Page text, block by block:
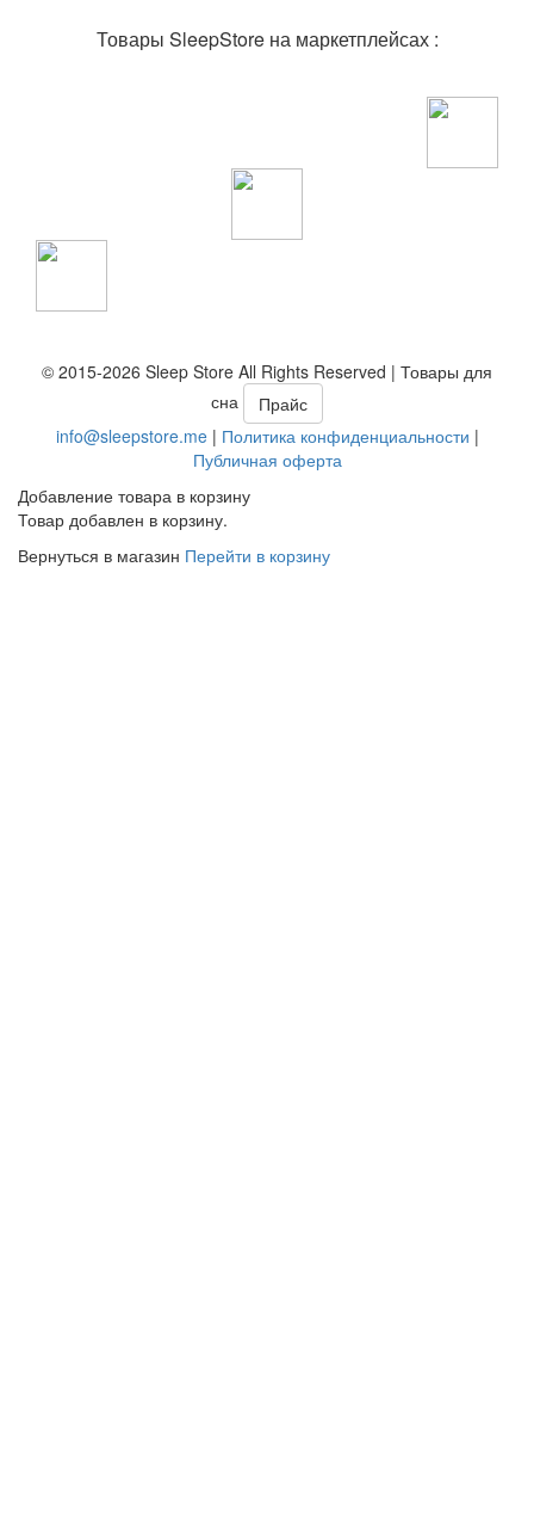
Товары SleepStore на маркетплейсах :
© 2015-2026 Sleep Store All Rights Reserved | Товары для
сна
Прайс
info@sleepstore.me| Политика конфиденциальности |
Публичная оферта
Добавление товара в корзину
Товар добавлен в корзину.
Вернуться в магазин Перейти в корзину